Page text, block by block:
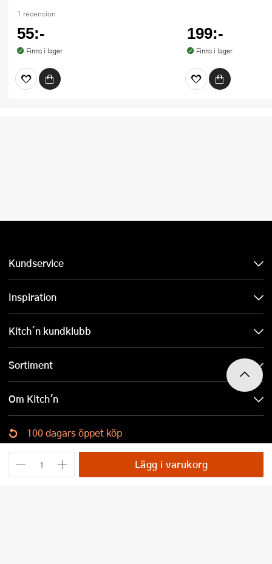
Lägg i varukorg
1 recension
55:-
Finns i lager
199:-
Finns i lager
Kundservice
Inspiration
Kitch´n kundklubb
Sortiment
Om Kitch'n
100 dagars öppet köp
Ladda ned Kitch´n-appen